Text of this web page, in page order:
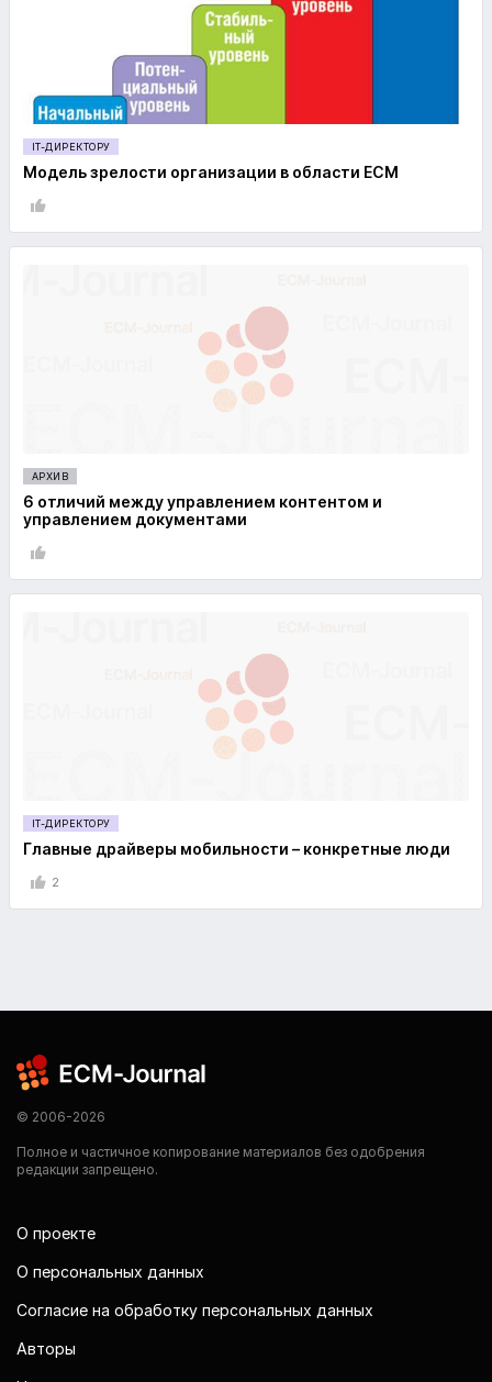
IT-ДИРЕКТОРУ
Модель зрелости организации в области ECM
АРХИВ
6 отличий между управлением контентом и
управлением документами
IT-ДИРЕКТОРУ
Главные драйверы мобильности – конкретные люди
2
© 2006-2026
Полное и частичное копирование материалов без одобрения
редакции запрещено.
О проекте
О персональных данных
Согласие на обработку персональных данных
Авторы